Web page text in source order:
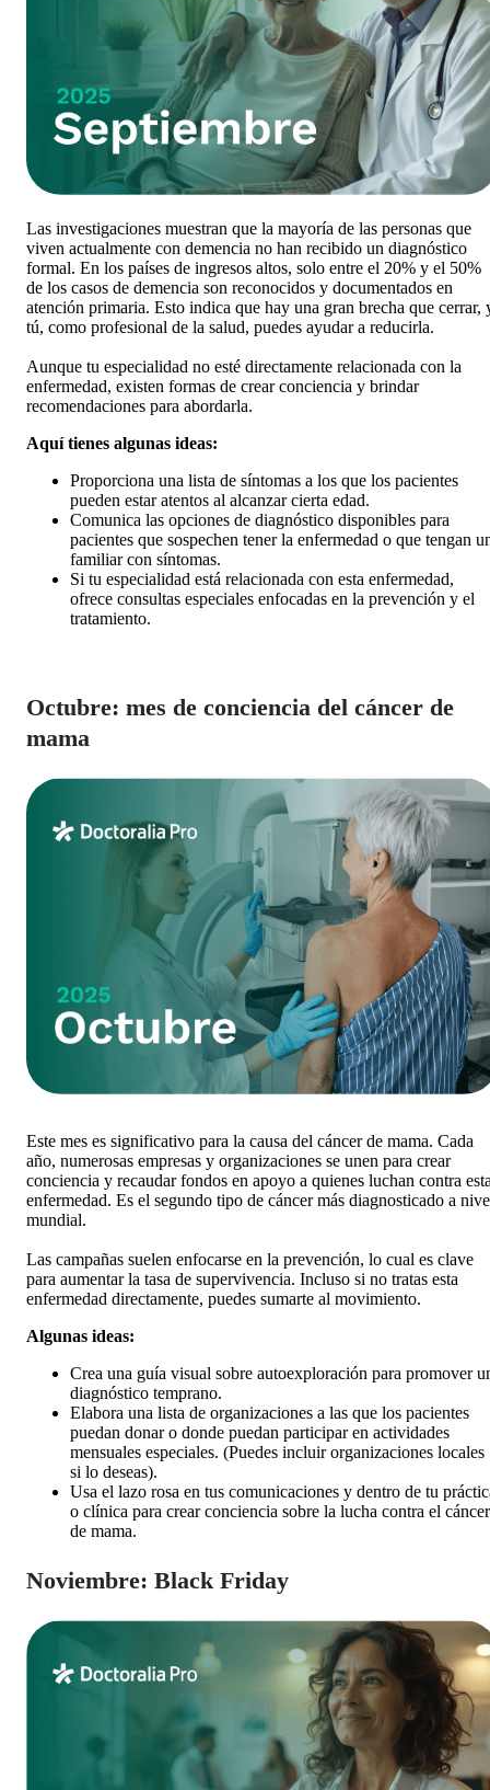
Las investigaciones muestran que la mayoría de las personas que
viven actualmente con demencia no han recibido un diagnóstico
formal. En los países de ingresos altos, solo entre el 20% y el 50%
de los casos de demencia son reconocidos y documentados en
atención primaria. Esto indica que hay una gran brecha que cerrar,
tú, como profesional de la salud, puedes ayudar a reducirla.
Aunque tu especialidad no esté directamente relacionada con la
enfermedad, existen formas de crear conciencia y brindar
recomendaciones para abordarla.
Aquí tienes algunas ideas:
Proporciona una lista de síntomas a los que los pacientes
pueden estar atentos al alcanzar cierta edad.
Comunica las opciones de diagnóstico disponibles para
pacientes que sospechen tener la enfermedad o que tengan
familiar con síntomas.
Si tu especialidad está relacionada con esta enfermedad,
ofrece consultas especiales enfocadas en la prevención y el
tratamiento.
Octubre: mes de conciencia del cáncer de
mama
Este mes es significativo para la causa del cáncer de mama. Cada
año, numerosas empresas y organizaciones se unen para crear
conciencia y recaudar fondos en apoyo a quienes luchan contra
enfermedad. Es el segundo tipo de cáncer más diagnosticado a
mundial.
Las campañas suelen enfocarse en la prevención, lo cual es clave
para aumentar la tasa de supervivencia. Incluso si no tratas esta
enfermedad directamente, puedes sumarte al movimiento.
Algunas ideas:
Crea una guía visual sobre autoexploración para promover
diagnóstico temprano.
Elabora una lista de organizaciones a las que los pacientes
puedan donar o donde puedan participar en actividades
mensuales especiales. (Puedes incluir organizaciones locales
si lo deseas).
Usa el lazo rosa en tus comunicaciones y dentro de tu
o clínica para crear conciencia sobre la lucha contra el cáncer
de mama.
Noviembre: Black Friday